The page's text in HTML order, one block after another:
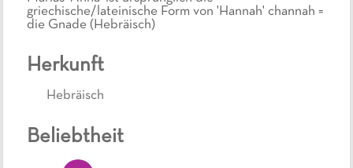
griechische/lateinische Form von 'Hannah' channah =
die Gnade (Hebräisch)
Herkunft
Hebräisch
Beliebtheit